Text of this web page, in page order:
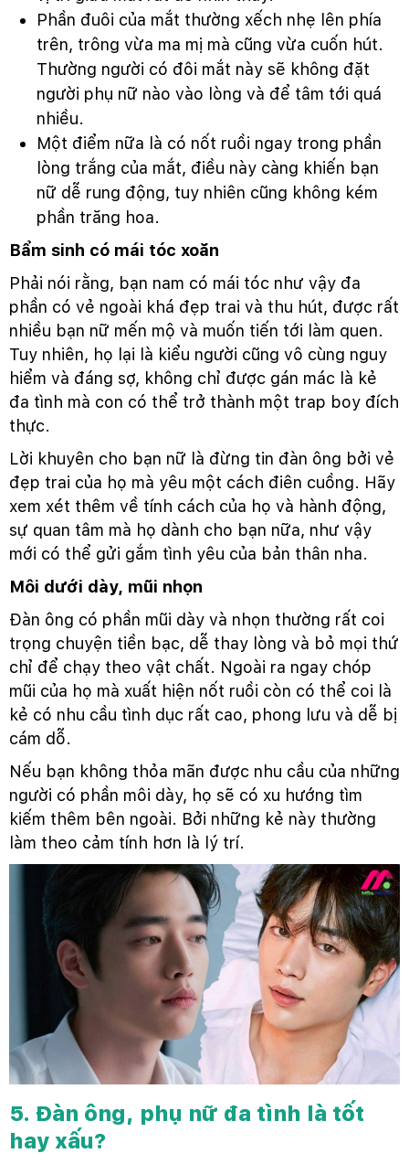
Phần đuôi của mắt thường xếch nhẹ lên phía
trên, trông vừa ma mị mà cũng vừa cuốn hút.
Thường người có đôi mắt này sẽ không đặt
người phụ nữ nào vào lòng và để tâm tới quá
nhiều.
Một điểm nữa là có nốt ruồi ngay trong phần
lòng trắng của mắt, điều này càng khiến bạn
nữ dễ rung động, tuy nhiên cũng không kém
phần trăng hoa.
Bẩm sinh có mái tóc xoăn
Phải nói rằng, bạn nam có mái tóc như vậy đa
phần có vẻ ngoài khá đẹp trai và thu hút, được rất
nhiều bạn nữ mến mộ và muốn tiến tới làm quen.
Tuy nhiên, họ lại là kiểu người cũng vô cùng nguy
hiểm và đáng sợ, không chỉ được gán mác là kẻ
đa tình mà con có thể trở thành một trap boy đích
thực.
Lời khuyên cho bạn nữ là đừng tin đàn ông bởi vẻ
đẹp trai của họ mà yêu một cách điên cuồng. Hãy
xem xét thêm về tính cách của họ và hành động,
sự quan tâm mà họ dành cho bạn nữa, như vậy
mới có thể gửi gắm tình yêu của bản thân nha.
Môi dưới dày, mũi nhọn
Đàn ông có phần mũi dày và nhọn thường rất coi
trọng chuyện tiền bạc, dễ thay lòng và bỏ mọi thứ
chỉ để chạy theo vật chất. Ngoài ra ngay chóp
mũi của họ mà xuất hiện nốt ruồi còn có thể coi là
kẻ có nhu cầu tình dục rất cao, phong lưu và dễ bị
cám dỗ.
Nếu bạn không thỏa mãn được nhu cầu của những
người có phần môi dày, họ sẽ có xu hướng tìm
kiếm thêm bên ngoài. Bởi những kẻ này thường
làm theo cảm tính hơn là lý trí.
5. Đàn ông, phụ nữ đa tình là tốt
hay xấu?